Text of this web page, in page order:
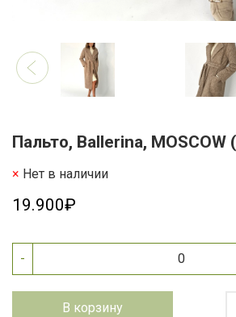
Пальто, Ballerina,
Нет в наличии
19.900₽
-
В корзину